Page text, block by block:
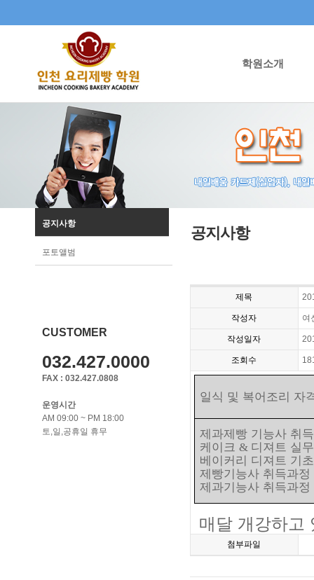
학원소개
공지사항
포토앨범
CUSTOMER
032.427.0000
FAX : 032.427.0808
운영시간
AM 09:00 ~ PM 18:00
토,일,공휴일 휴무
공지사항
제목
작성자 여
작성일자
조회수
일식 및 복어조리 자
제과제빵 기능사 취
케이크 & 디져트 실
베이커리 디져트 기
제빵기능사 취득과정
제과기능사 취득과정
매달 개강하고
첨부파일